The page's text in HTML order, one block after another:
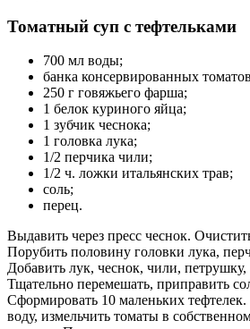
Томатный суп с тефтельками
700 мл воды;
банка консервированных
250 г говяжьего фарша;
1 белок куриного яйца;
1 зубчик чеснока;
1 головка лука;
1/2 перчика чили;
1/2 ч. ложки итальянских трав;
соль;
перец.
Выдавить через пресс чеснок.
Порубить половину головки лука,
Добавить лук, чеснок, чили,
Тщательно перемешать, приправить
Сформировать 10 маленьких
воду, измельчить томаты в